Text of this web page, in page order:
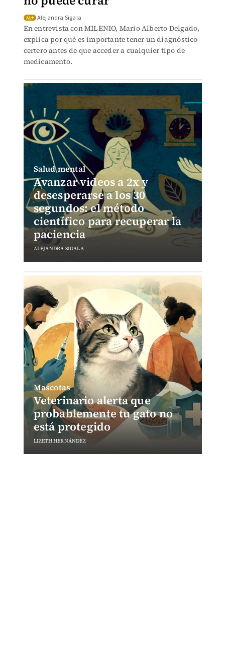
Alejandra Sigala
En entrevista con MILENIO, Mario Alberto Delgado,
explica por qué es importante tener un diagnóstico
certero antes de que acceder a cualquier tipo de
medicamento.
Avanzar videos a 2x y
desesperarse a los 30
segundos: el método
científico para recuperar la
paciencia
Salud mental
ALEJANDRA SIGALA
Veterinario alerta que
probablemente tu gato no
está protegido
Mascotas
LIZETH HERNÁNDEZ